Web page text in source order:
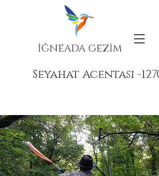
İĞNEADA GEZİM
Seyahat Acentası -